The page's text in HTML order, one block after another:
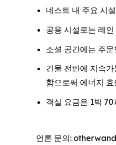
네스트 내 주요 시
공용 시설로는 레
소셜 공간에는 주
건물 전반에 지속
함으로써 에너지
객실 요금은 1박
언론 문의: